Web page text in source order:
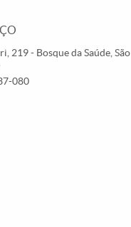
219- Bosque da Saúde, São
080